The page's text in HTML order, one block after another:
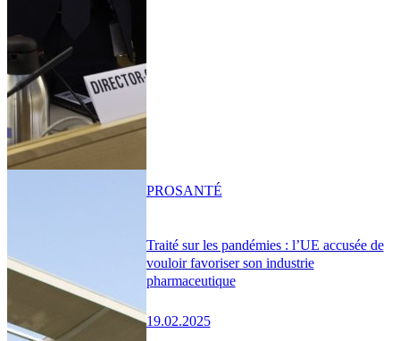
Traité sur les pandémies : l’UE accusée de
vouloir favoriser son industrie
pharmaceutique
19.02.2025
PROSANTÉ